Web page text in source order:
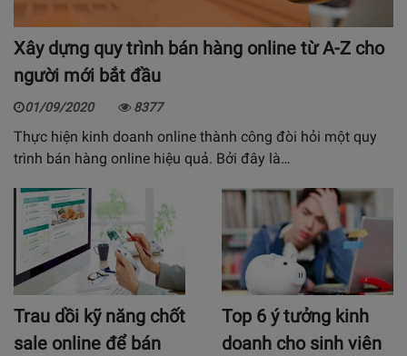
Xây dựng quy trình bán hàng online từ A-Z cho
người mới bắt đầu
01/09/2020 8377
Thực hiện kinh doanh online thành công đòi hỏi một quy
trình bán hàng online hiệu quả. Bởi đây là…
Trau dồi kỹ năng chốt
sale online để bán
Top 6 ý tưởng kinh
doanh cho sinh viên